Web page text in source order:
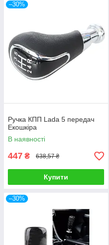
–30%
Ручка КПП Lada 5 передач
Екошкіра
В наявності
447 ₴ 638,57 ₴
Купити
–30%